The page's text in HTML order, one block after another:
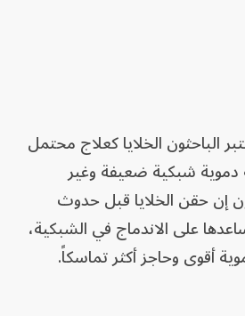
الباحثون الخلايا كعلاج محتمل
دموية شبكية ضعيفة وغير
إن حقن الخلايا قبل حدوث
على الاندماج في الشبكية،
أقوى وحاجز أكثر تماسكاً.